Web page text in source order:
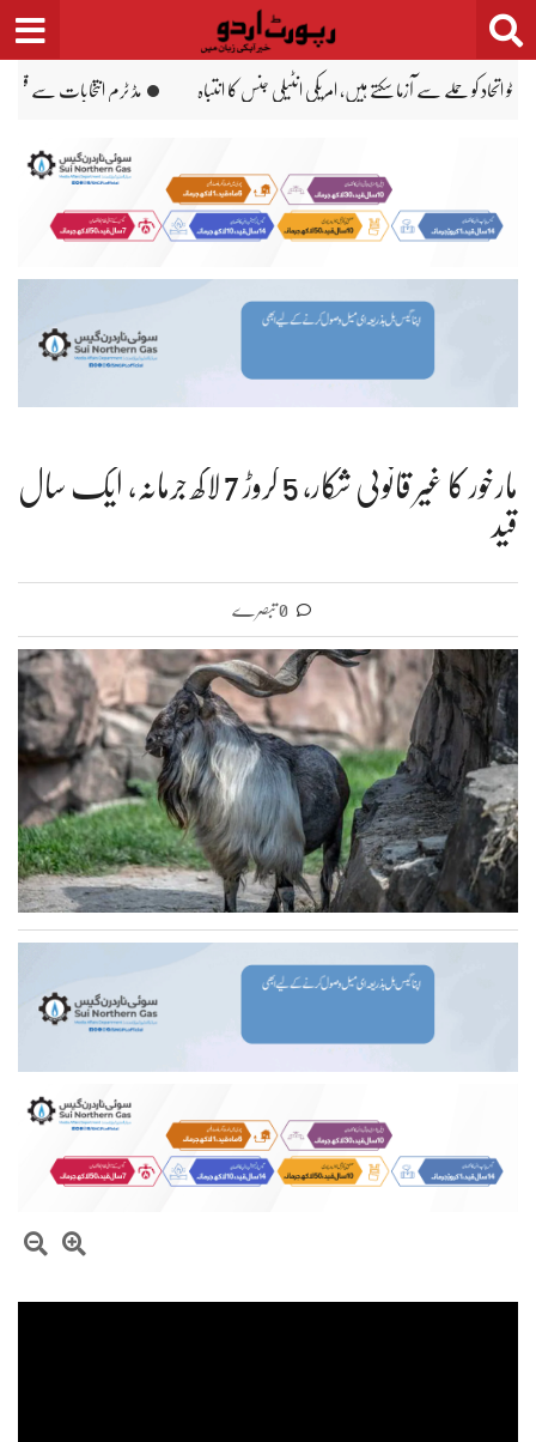
Skip
to
content
ٹرمپ کو بڑا دھچکا، ووٹر فہرستوں پر 21ویں عدالتی شکست پاکستان، سعودیہ،
مارخور کا غیر قانونی شکار، 5 کروڑ 7 لاکھ جرمانہ، ایک سال
قید
0 تبصرے